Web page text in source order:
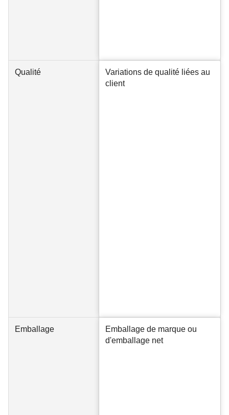
Qualité
Variations de qualité liées au
client
Emballage
Emballage de marque ou
d'emballage net